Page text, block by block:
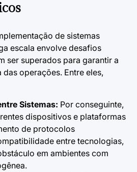
de sistemas
escala envolve desafios
ser superados para garantir a
operações. Entre eles,
Sistemas: Por conseguinte,
dispositivos e plataformas
de protocolos
entre tecnologias,
em ambientes com